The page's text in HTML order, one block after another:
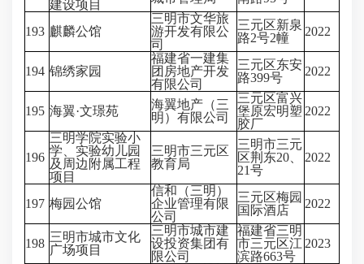
建设项目
193 麒麟公馆
三明市文华旅
游开发有限公
司
三元区新泉
路2号2幢
2022
194 锦绣家园
福建省一建集
团房地产开发
有限公司
三元区东安
路399号
2022
195 海翼·文璟苑
海翼地产（三
明）有限公司
三元区富兴
堡原宏明塑
胶厂
2022
196
三明学院实验小
学、实验幼儿园
及周边附属工程
项目
三明市三元区
教育局
三明市三元
区荆东20、
21号
2022
197 梅园公馆
信和（三明）
企业管理有限
公司
三元区梅园
国际酒店
2022
198 三明市城市文化
广场项目
三明市城市建
设投资集团有
限公司
福建省三明
市三元区江
滨路663号
2023